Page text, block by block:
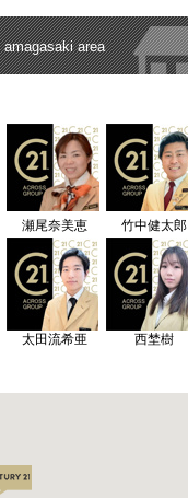
area
瀬尾奈美恵 竹中健太郎
太田流希亜 西埜樹